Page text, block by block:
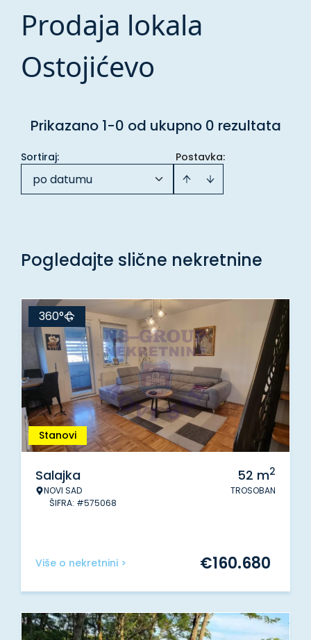
Prodaja lokala
Ostojićevo
Prikazano 1-0 od ukupno 0 rezultata
Postavka:
Sortiraj:
po datumu
Pogledajte slične nekretnine
Stanovi
360°
Salajka
NOVI SAD
ŠIFRA: #575068
52 m2
TROSOBAN
Više o nekretnini > €160.680